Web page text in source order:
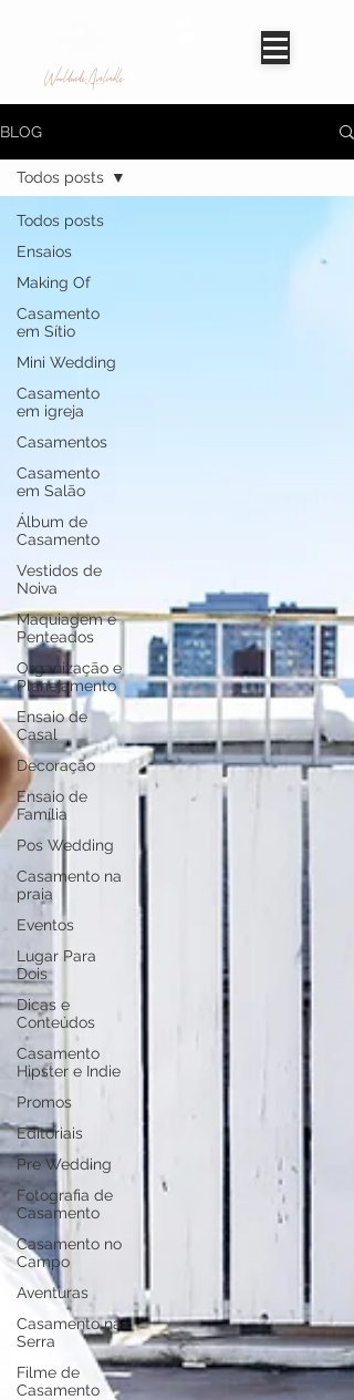
Worldwide Avaliable
BLOG
Todos posts
Ensaios
Making Of
Casamento
em Sítio
Mini Wedding
Casamento
em igreja
Casamentos
Casamento
em Salão
Álbum de
Casamento
Vestidos de
Noiva
Maquiagem e
Penteados
Organização e
Planejamento
Ensaio de
Casal
Decoração
Ensaio de
Família
Pos Wedding
Casamento na
praia
Eventos
Lugar Para
Dois
Dicas e
Conteúdos
Casamento
Hipster e Indie
Promos
Editoriais
Pre Wedding
Fotografia de
Casamento
Casamento no
Campo
Aventuras
Casamento na
Serra
Filme de
Casamento
Todos posts